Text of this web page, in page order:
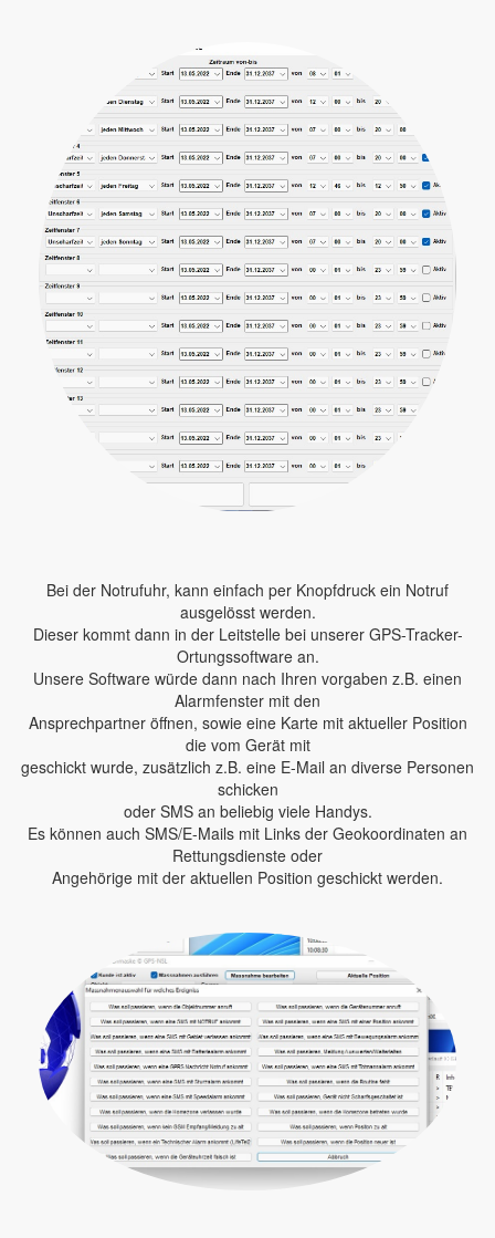
Bei der Notrufuhr, kann einfach per Knopfdruck ein Notruf
ausgelösst werden.
Dieser kommt dann in der Leitstelle bei unserer GPS-Tracker-
Ortungssoftware an.
Unsere Software würde dann nach Ihren vorgaben z.B. einen
Alarmfenster mit den
Ansprechpartner öffnen, sowie eine Karte mit aktueller Position
die vom Gerät mit
geschickt wurde, zusätzlich z.B. eine E-Mail an diverse Personen
schicken
oder SMS an beliebig viele Handys.
Es können auch SMS/E-Mails mit Links der Geokoordinaten an
Rettungsdienste oder
Angehörige mit der aktuellen Position geschickt werden.